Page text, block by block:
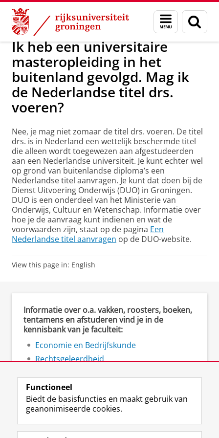
Skip
Content
Skip
Navigation
Menu
en
zoeken
Onderwijs Titulatuur / graden
Ik heb een universitaire
masteropleiding in het
buitenland gevolgd. Mag ik
de Nederlandse titel drs.
voeren?
Nee, je mag niet zomaar de titel drs. voeren. De titel
drs. is in Nederland een wettelijk beschermde titel
die alleen wordt toegewezen aan afgestudeerden
aan een Nederlandse universiteit. Je kunt echter wel
op grond van buitenlandse diploma’s een
Nederlandse titel aanvragen. Je kunt dat doen bij de
Dienst Uitvoering Onderwijs (DUO) in Groningen.
DUO is een onderdeel van het Ministerie van
Onderwijs, Cultuur en Wetenschap. Informatie over
hoe je de aanvraag kunt indienen en wat de
voorwaarden zijn, staat op de pagina Een
Nederlandse titel aanvragen op de DUO-website.
View this page in: English
Informatie over o.a. vakken, roosters, boeken,
tentamens en afstuderen vind je in de
kennisbank van je faculteit:
Economie en Bedrijfskunde
Rechtsgeleerdheid
Volg de RUG
F
a
L
i
R
S
I
n
Y
o
Functioneel
Biedt de basisfuncties en maakt gebruik van
geanonimiseerde cookies.